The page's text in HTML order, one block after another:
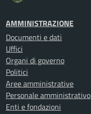
AMMINISTRAZIONE
Documenti e dati
Uffici
Organi di governo
Politici
Aree amministrative
Personale amministrativo
Enti e fondazioni